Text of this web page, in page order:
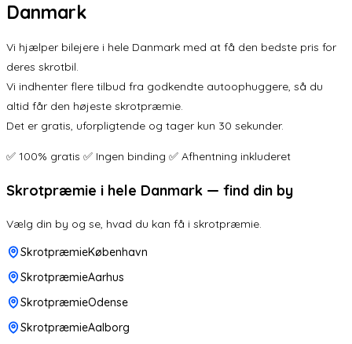
Danmark
Vi hjælper bilejere i hele Danmark med at få den bedste pris for
deres skrotbil.
Vi indhenter flere tilbud fra godkendte autoophuggere, så du
altid får den højeste skrotpræmie.
Det er gratis, uforpligtende og tager kun 30 sekunder.
✅ 100% gratis ✅ Ingen binding ✅ Afhentning inkluderet
Skrotpræmie i hele Danmark — find din by
Vælg din by og se, hvad du kan få i skrotpræmie.
SkrotpræmieKøbenhavn
SkrotpræmieAarhus
SkrotpræmieOdense
SkrotpræmieAalborg